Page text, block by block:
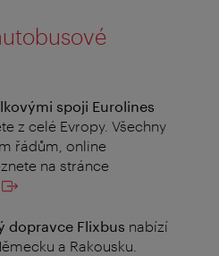
spoji Eurolines
z celé Evropy. Všechny
řádům, online
na stránce
dopravce Flixbus nabízí
a Rakousku.